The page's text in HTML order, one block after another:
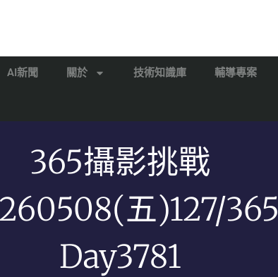
AI新聞 關於 技術知識庫 輔導專案
365攝影挑戰
五)127/
Day3781